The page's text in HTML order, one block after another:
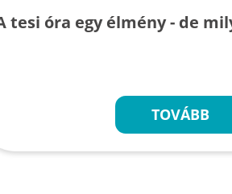
tesi óra egy élmény - de
TOVÁBB